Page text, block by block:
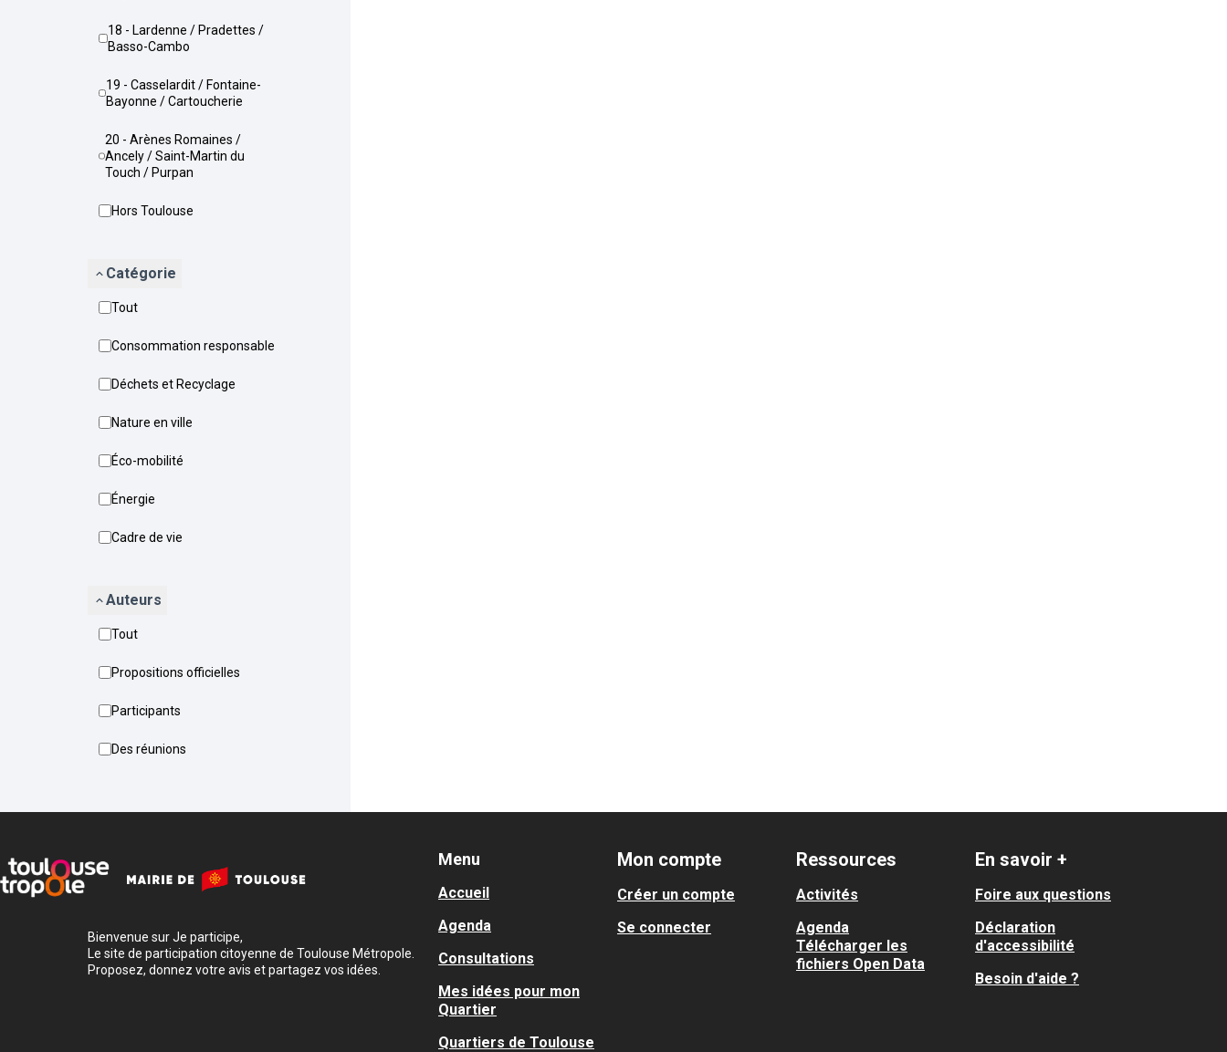
18 - Lardenne / Pradettes /
Basso-Cambo
19 - Casselardit / Fontaine-
Bayonne / Cartoucherie
20 - Arènes Romaines /
Ancely / Saint-Martin du
Touch / Purpan
Hors Toulouse
Catégorie
Tout
Consommation responsable
Déchets et Recyclage
Nature en ville
Éco-mobilité
Énergie
Cadre de vie
Auteurs
Tout
Propositions officielles
Participants
Des réunions
Bienvenue sur Je participe,
Le site de participation citoyenne de Toulouse Métropole.
Proposez, donnez votre avis et partagez vos idées.
Menu
Accueil
Agenda
Consultations
Mes idées pour mon
Quartier
Quartiers de Toulouse
Mon compte
Créer un compte
Se connecter
Ressources
Activités
Agenda
Télécharger les
fichiers Open Data
En savoir +
Foire aux questions
Déclaration
d'accessibilité
Besoin d'aide ?